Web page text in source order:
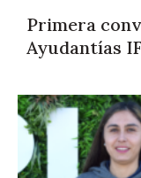
Primera
Ayudantías